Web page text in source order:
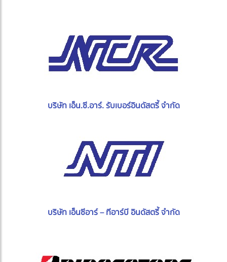
บริษัท เอ็น.ซี.อาร์. รับเบอร์อินดัสตรี้ จำกัด
บริษัท เอ็นซีอาร์ – ทีอาร์บี อินดัสตรี้ จำกัด